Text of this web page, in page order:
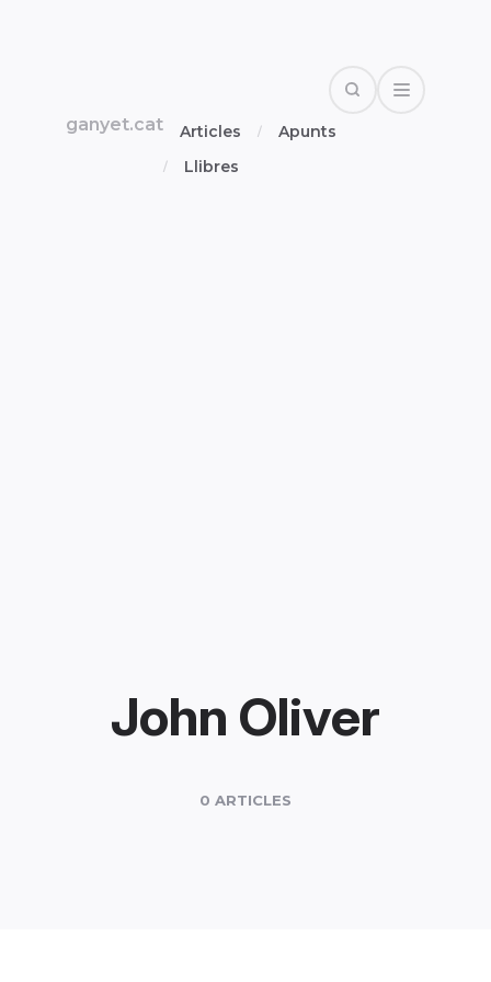
ganyet.cat Articles
Apunts
Llibres
SearchOpen
John Oliver
0 ARTICLES